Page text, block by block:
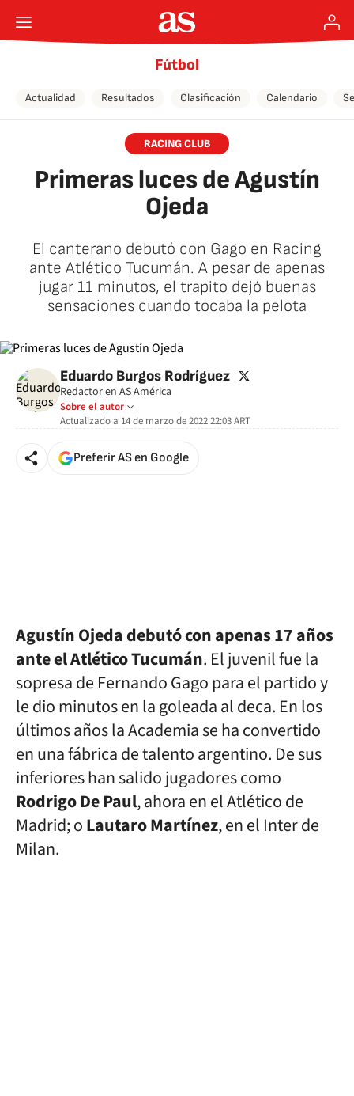
Fútbol
Actualidad Resultados Clasificación Calendario
RACING CLUB
Primeras luces de Agustín
Ojeda
El canterano debutó con Gago en Racing
ante Atlético Tucumán. A pesar de apenas
jugar 11 minutos, el trapito dejó buenas
sensaciones cuando tocaba la pelota
Eduardo Burgos Rodríguez twitter
Redactor en AS América
Sobre el autor
Actualizado a 14 de marzo de 2022 22:03ART
Preferir AS en Google
Agustín Ojeda debutó con apenas 17 años
ante el Atlético Tucumán. El juvenil fue la
sopresa de Fernando Gago para el partido y
le dio minutos en la goleada al deca. En los
últimos años la Academia se ha convertido
en una fábrica de talento argentino. De sus
inferiores han salido jugadores como
Rodrigo De Paul, ahora en el Atlético de
Madrid; oLautaro Martínez, en el Inter de
Milan.